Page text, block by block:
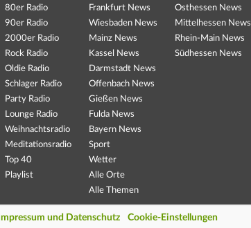
80er Radio
90er Radio
2000er Radio
Rock Radio
Oldie Radio
Schlager Radio
Party Radio
Lounge Radio
Weihnachtsradio
Meditationsradio
Top 40
Playlist
Frankfurt News
Wiesbaden News
Mainz News
Kassel News
Darmstadt News
Offenbach News
Gießen News
Fulda News
Bayern News
Sport
Wetter
Alle Orte
Alle Themen
Osthessen News
Mittelhessen News
Rhein-Main News
Südhessen News
Impressum und Datenschutz Cookie-Einstellungen